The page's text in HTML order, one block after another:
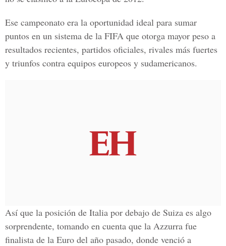
Ese campeonato era la oportunidad ideal para sumar
puntos en un sistema de la FIFA que otorga mayor peso a
resultados recientes, partidos oficiales, rivales más fuertes
y triunfos contra equipos europeos y sudamericanos.
Así que la posición de Italia por debajo de Suiza es algo
sorprendente, tomando en cuenta que la Azzurra fue
finalista de la Euro del año pasado, donde venció a